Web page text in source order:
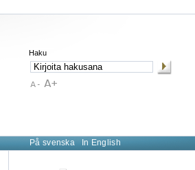
Haku
På svenska In English